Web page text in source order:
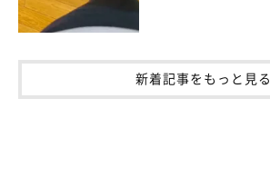
@pomeko_nymz
一緒に過ごすなかで、たくさんの癒しを与
そんなポメくんの存在について、飼い主さん
新着記事をもっと見る